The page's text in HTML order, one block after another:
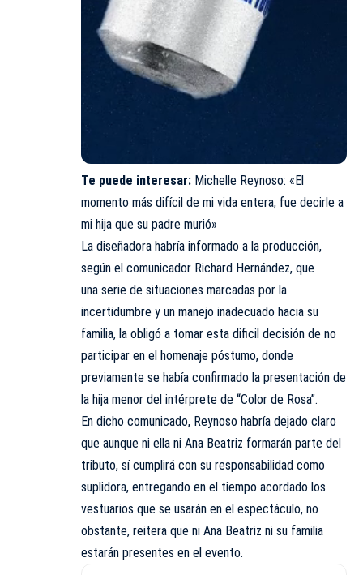
Te puede interesar: Michelle Reynoso: «El
momento más difícil de mi vida entera, fue decirle a
mi hija que su padre murió»
La diseñadora habría informado a la producción,
según el comunicador Richard Hernández, que
una serie de situaciones marcadas por la
incertidumbre y un manejo inadecuado hacia su
familia, la obligó a tomar esta dificil decisión de no
participar en el homenaje póstumo, donde
previamente se había confirmado la presentación de
la hija menor del intérprete de “Color de Rosa”.
En dicho comunicado, Reynoso habría dejado claro
que aunque ni ella ni Ana Beatriz formarán parte del
tributo, sí cumplirá con su responsabilidad como
suplidora, entregando en el tiempo acordado los
vestuarios que se usarán en el espectáculo, no
obstante, reitera que ni Ana Beatriz ni su familia
estarán presentes en el evento.